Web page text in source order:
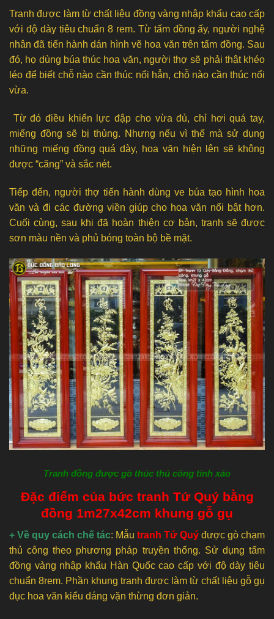
Tranh được làm từ chất liệu đồng vàng nhập khẩu cao cấp
với độ dày tiêu chuẩn 8 rem. Từ tấm đồng ấy, người nghệ
nhân đã tiến hành dán hình vẽ hoa văn trên tấm đồng. Sau
đó, họ dùng búa thúc hoa văn, người thợ sẽ phải thật khéo
léo để biết chỗ nào cần thúc nổi hẳn, chỗ nào cần thúc nổi
vừa.
Từ đó điều khiển lực đập cho vừa đủ, chỉ hơi quá tay,
miếng đồng sẽ bị thủng. Nhưng nếu vì thế mà sử dụng
những miếng đồng quá dày, hoa văn hiện lên sẽ không
được “căng” và sắc nét.
Tiếp đến, người thợ tiến hành dùng ve búa tạo hình hoa
văn và đi các đường viền giúp cho hoa văn nổi bật hơn.
Cuối cùng, sau khi đã hoàn thiện cơ bản, tranh sẽ được
sơn màu nền và phủ bóng toàn bộ bề mặt.
Tranh đồng được gò thúc thủ công tinh xảo
Đặc điểm của bức tranh Tứ Quý bằng
đồng 1m27x42cm khung gỗ gụ
+ Về quy cách chế tác: Mẫu tranh Tứ Quý được gò chạm
thủ công theo phương pháp truyền thống. Sử dụng tấm
đồng vàng nhập khẩu Hàn Quốc cao cấp với độ dày tiêu
chuẩn 8rem. Phần khung tranh được làm từ chất liệu gỗ gụ
đục hoa văn kiểu dáng vặn thừng đơn giản.